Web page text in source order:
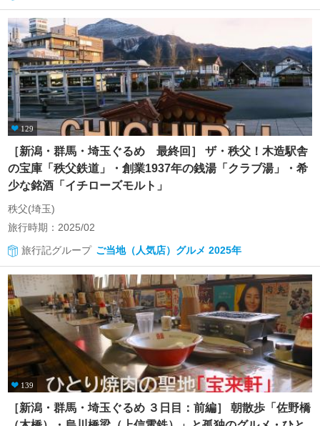
129
［新潟・群馬・埼玉ぐるめ 最終回］ ザ・秩父！木造駅舎
の宝庫「秩父鉄道」・創業1937年の銭湯「クラブ湯」・希
少な銘酒「イチローズモルト」
秩父(埼玉)
旅行時期：2025/02
旅行記グループ ご当地（人気店）グルメ 2025年
139
［新潟・群馬・埼玉ぐるめ ３日目：前編］ 朝散歩「佐野橋